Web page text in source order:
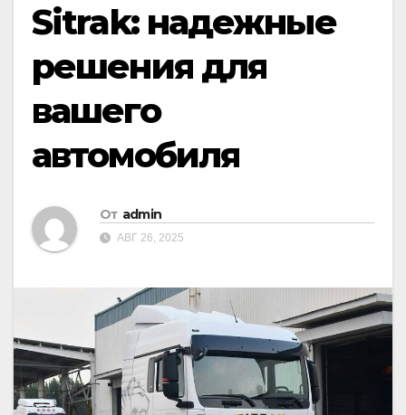
Sitrak: надежные
решения для
вашего
автомобиля
От admin
АВГ 26, 2025